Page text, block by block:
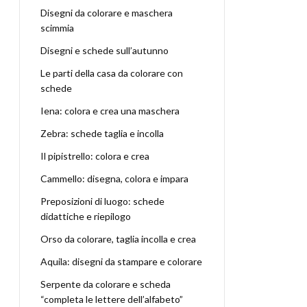
Disegni da colorare e maschera
scimmia
Disegni e schede sull’autunno
Le parti della casa da colorare con
schede
Iena: colora e crea una maschera
Zebra: schede taglia e incolla
Il pipistrello: colora e crea
Cammello: disegna, colora e impara
Preposizioni di luogo: schede
didattiche e riepilogo
Orso da colorare, taglia incolla e crea
Aquila: disegni da stampare e colorare
Serpente da colorare e scheda
“completa le lettere dell’alfabeto”